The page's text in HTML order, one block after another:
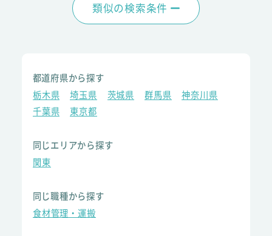
類似の検索条件
都道府県から探す
栃木県
埼玉県 茨城県 群馬県
神奈川県
千葉県
東京都
同じエリアから探す
関東
同じ職種から探す
食材管理・運搬